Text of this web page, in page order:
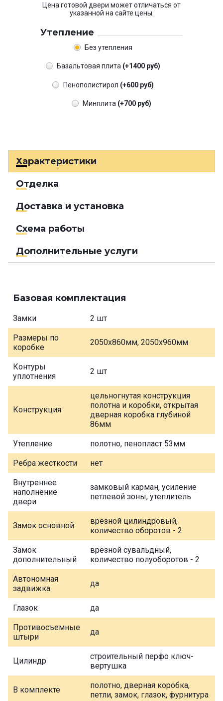
Цена готовой двери может отличаться от
указанной на сайте цены.
Утепление
Без утепления
Базальтовая плита (+1400 руб)
Пенополистирол (+600 руб)
Минплита (+700 руб)
Характеристики
Отделка
Доставка и установка
Схема работы
Дополнительные услуги
Базовая комплектация
Замки 2 шт
Размеры по
коробке
2050х860мм, 2050х960мм
Контуры
уплотнения
2 шт
Конструкция
цельногнутая конструкция
полотна и коробки, открытая
дверная коробка глубиной
86мм
Утепление полотно, пенопласт 53мм
Ребра жесткости нет
Внутреннее
наполнение
двери
замковый карман, усиление
петлевой зоны, утеплитель
Замок основной
врезной цилиндровый,
количество оборотов - 2
Замок
дополнительный
врезной сувальдный,
количество полуоборотов - 2
Автономная
задвижка
да
Глазок да
Противосъемные
штыри
да
Цилиндр
строительный перфо ключ-
вертушка
В комплекте
полотно, дверная коробка,
петли, замок, глазок, фурнитура